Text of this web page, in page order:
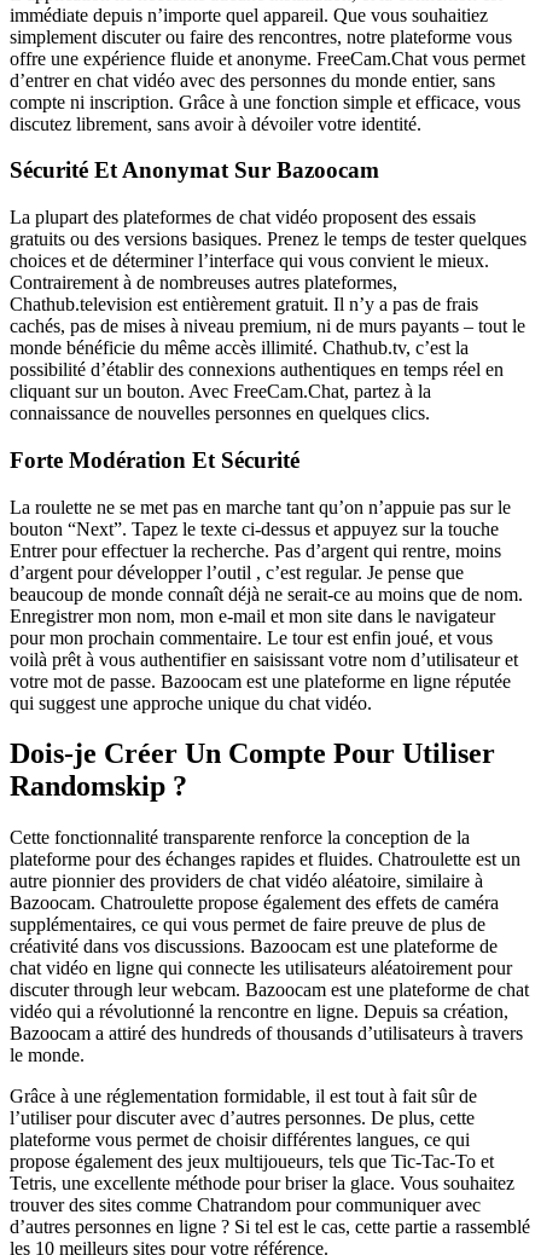
immédiate depuis n’importe quel appareil. Que vous souhaitiez
simplement discuter ou faire des rencontres, notre plateforme vous
offre une expérience fluide et anonyme. FreeCam.Chat vous permet
d’entrer en chat vidéo avec des personnes du monde entier, sans
compte ni inscription. Grâce à une fonction simple et efficace, vous
discutez librement, sans avoir à dévoiler votre identité.
Sécurité Et Anonymat Sur Bazoocam
La plupart des plateformes de chat vidéo proposent des essais
gratuits ou des versions basiques. Prenez le temps de tester quelques
choices et de déterminer l’interface qui vous convient le mieux.
Contrairement à de nombreuses autres plateformes,
Chathub.television est entièrement gratuit. Il n’y a pas de frais
cachés, pas de mises à niveau premium, ni de murs payants – tout le
monde bénéficie du même accès illimité. Chathub.tv, c’est la
possibilité d’établir des connexions authentiques en temps réel en
cliquant sur un bouton. Avec FreeCam.Chat, partez à la
connaissance de nouvelles personnes en quelques clics.
Forte Modération Et Sécurité
La roulette ne se met pas en marche tant qu’on n’appuie pas sur le
bouton “Next”. Tapez le texte ci-dessus et appuyez sur la touche
Entrer pour effectuer la recherche. Pas d’argent qui rentre, moins
d’argent pour développer l’outil , c’est regular. Je pense que
beaucoup de monde connaît déjà ne serait-ce au moins que de nom.
Enregistrer mon nom, mon e-mail et mon site dans le navigateur
pour mon prochain commentaire. Le tour est enfin joué, et vous
voilà prêt à vous authentifier en saisissant votre nom d’utilisateur et
votre mot de passe. Bazoocam est une plateforme en ligne réputée
qui suggest une approche unique du chat vidéo.
Dois-je Créer Un Compte Pour Utiliser
Randomskip ?
Cette fonctionnalité transparente renforce la conception de la
plateforme pour des échanges rapides et fluides. Chatroulette est un
autre pionnier des providers de chat vidéo aléatoire, similaire à
Bazoocam. Chatroulette propose également des effets de caméra
supplémentaires, ce qui vous permet de faire preuve de plus de
créativité dans vos discussions. Bazoocam est une plateforme de
chat vidéo en ligne qui connecte les utilisateurs aléatoirement pour
discuter through leur webcam. Bazoocam est une plateforme de chat
vidéo qui a révolutionné la rencontre en ligne. Depuis sa création,
Bazoocam a attiré des hundreds of thousands d’utilisateurs à travers
le monde.
Grâce à une réglementation formidable, il est tout à fait sûr de
l’utiliser pour discuter avec d’autres personnes. De plus, cette
plateforme vous permet de choisir différentes langues, ce qui
propose également des jeux multijoueurs, tels que Tic-Tac-To et
Tetris, une excellente méthode pour briser la glace. Vous souhaitez
trouver des sites comme Chatrandom pour communiquer avec
d’autres personnes en ligne ? Si tel est le cas, cette partie a rassemblé
les 10 meilleurs sites pour votre référence.